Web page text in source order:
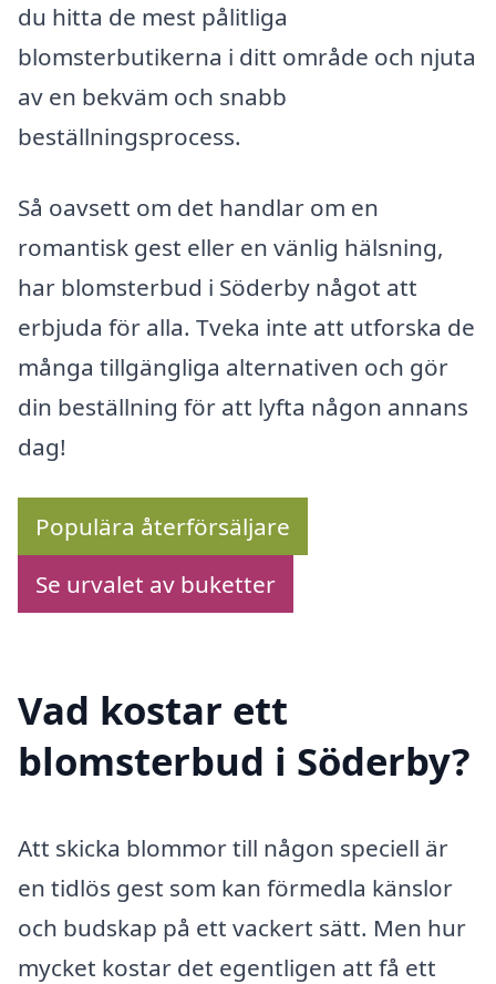
du hitta de mest pålitliga
blomsterbutikerna i ditt område och njuta
av en bekväm och snabb
beställningsprocess.
Så oavsett om det handlar om en
romantisk gest eller en vänlig hälsning,
har blomsterbud i Söderby något att
erbjuda för alla. Tveka inte att utforska de
många tillgängliga alternativen och gör
din beställning för att lyfta någon annans
dag!
Populära återförsäljare
Se urvalet av buketter
Vad kostar ett
blomsterbud i Söderby?
Att skicka blommor till någon speciell är
en tidlös gest som kan förmedla känslor
och budskap på ett vackert sätt. Men hur
mycket kostar det egentligen att få ett